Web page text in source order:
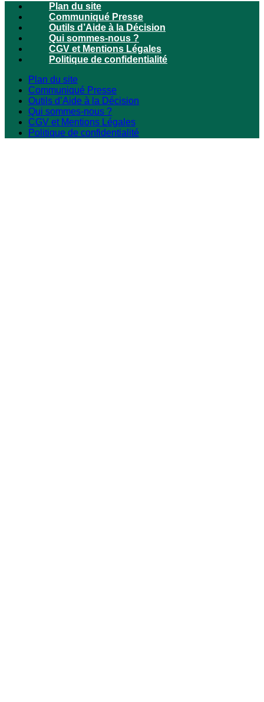
Plan du site
Communiqué Presse
Outils d’Aide à la Décision
Qui sommes-nous ?
CGV et Mentions Légales
Politique de confidentialité
Plan du site
Communiqué Presse
Outils d’Aide à la Décision
Qui sommes-nous ?
CGV et Mentions Légales
Politique de confidentialité